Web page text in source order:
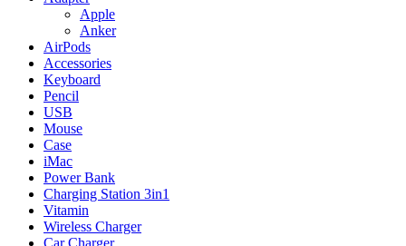
Apple
Anker
AirPods
Accessories
Keyboard
Pencil
USB
Mouse
Case
iMac
Power Bank
Charging Station 3in1
Vitamin
Wireless Charger
Car Charger